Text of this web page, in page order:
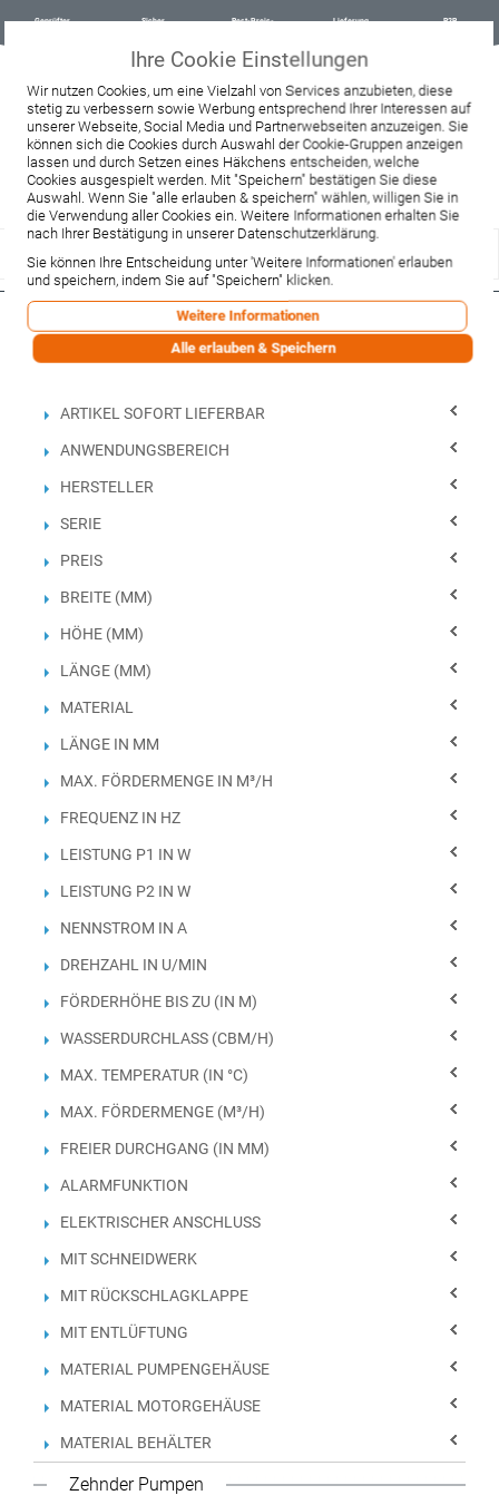
Geprüfter
Sicher
Best-Preis-
Lieferung
B2B
+49 37467 66944
Montag - Freitag:
10:00 - 12:00 Uhr
13:00 - 16:00 Uhr
Samstag:
9:00 - 12:00 Uhr
Lieferzeitanfrage Widerruf
Filtern nach
ARTIKEL SOFORT LIEFERBAR
ANWENDUNGSBEREICH
HERSTELLER
SERIE
PREIS
BREITE (MM)
HÖHE (MM)
LÄNGE (MM)
MATERIAL
LÄNGE IN MM
MAX. FÖRDERMENGE IN M³/H
FREQUENZ IN HZ
LEISTUNG P1 IN W
LEISTUNG P2 IN W
NENNSTROM IN A
DREHZAHL IN U/MIN
FÖRDERHÖHE BIS ZU (IN M)
WASSERDURCHLASS (CBM/H)
MAX. TEMPERATUR (IN °C)
MAX. FÖRDERMENGE (M³/H)
FREIER DURCHGANG (IN MM)
ALARMFUNKTION
ELEKTRISCHER ANSCHLUSS
MIT SCHNEIDWERK
MIT RÜCKSCHLAGKLAPPE
MIT ENTLÜFTUNG
MATERIAL PUMPENGEHÄUSE
MATERIAL MOTORGEHÄUSE
MATERIAL BEHÄLTER
Zehnder Pumpen
Ihre Cookie Einstellungen
Wir nutzen Cookies, um eine Vielzahl von Services anzubieten, diese
stetig zu verbessern sowie Werbung entsprechend Ihrer Interessen auf
unserer Webseite, Social Media und Partnerwebseiten anzuzeigen. Sie
können sich die Cookies durch Auswahl der Cookie-Gruppen anzeigen
lassen und durch Setzen eines Häkchens entscheiden, welche
Cookies ausgespielt werden. Mit "Speichern" bestätigen Sie diese
Auswahl. Wenn Sie "alle erlauben & speichern" wählen, willigen Sie in
die Verwendung aller Cookies ein. Weitere Informationen erhalten Sie
nach Ihrer Bestätigung in unserer Datenschutzerklärung.
Sie können Ihre Entscheidung unter 'Weitere Informationen' erlauben
und speichern, indem Sie auf "Speichern" klicken.
Weitere Informationen
Alle erlauben & Speichern